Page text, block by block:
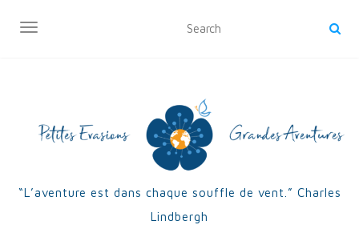
OUVRIR/FERMER LA NAVIGATION
“L’aventure est dans chaque souffle de vent.” Charles
Lindbergh